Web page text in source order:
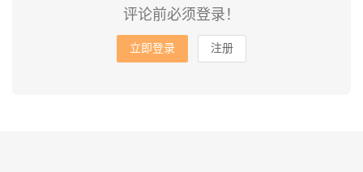
评论前必须登录！
立即登录 注册